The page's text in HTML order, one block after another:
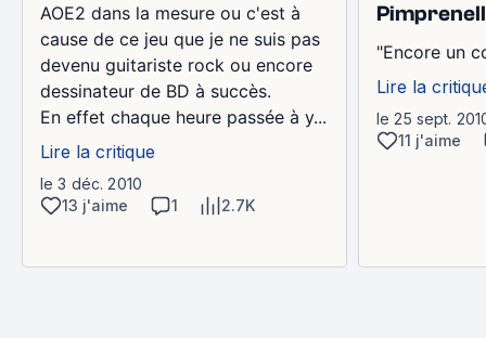
AOE2 dans la mesure ou c'est à
cause de ce jeu que je ne suis pas
devenu guitariste rock ou encore
dessinateur de BD à succès.
En effet chaque heure passée à y...
Lire la critique
le 3 déc. 2010
13 j'aime
1 2.7K
"Encore un
Lire la
le 25 sept.
11 j'aime